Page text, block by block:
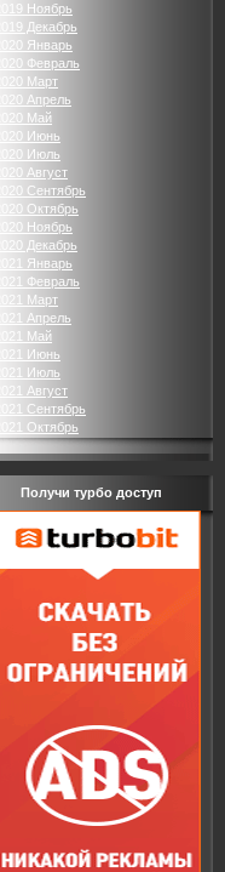
2019 Ноябрь
2019 Декабрь
2020 Январь
2020 Февраль
2020 Март
2020 Апрель
2020 Май
2020 Июнь
2020 Июль
2020 Август
2020 Сентябрь
2020 Октябрь
2020 Ноябрь
2020 Декабрь
2021 Январь
2021 Февраль
2021 Март
2021 Апрель
2021 Май
2021 Июнь
2021 Июль
2021 Август
2021 Сентябрь
2021 Октябрь
Получи турбо доступ